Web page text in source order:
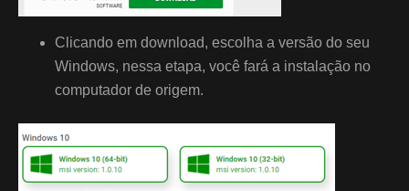
Clicando em download, escolha a versão do seu
Windows, nessa etapa, você fará a instalação no
computador de origem.